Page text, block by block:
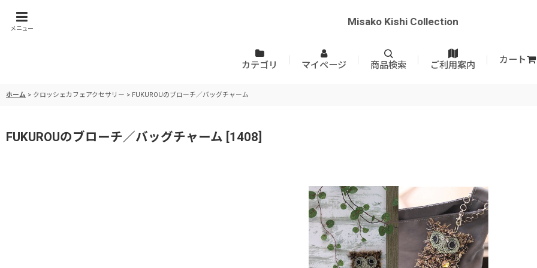
メニュー
Misako Kishi Collection
カテゴリ マイページ 商品検索 ご利用案内
カート
ホーム > クロッシェカフェアクセサリー > FUKUROUのブローチ／バッグチャーム
FUKUROUのブローチ／バッグチャーム [1408]